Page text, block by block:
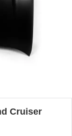
Cruiser